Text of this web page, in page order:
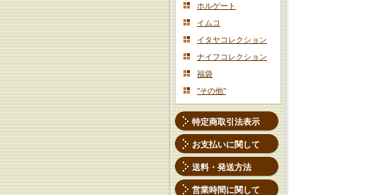
ホルゲート
イムコ
イタヤコレクション
ナイフコレクション
福袋
"その他"
特定商取引法表示
お支払いに関して
送料・発送方法
営業時間に関して